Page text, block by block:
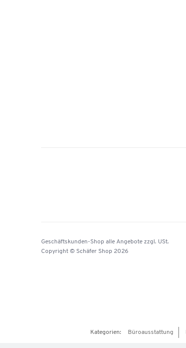
Geschäftskunden-Shop alle Angebote zzgl. USt.
Copyright © Schäfer Shop 2026
Kategorien: Büroausstattung